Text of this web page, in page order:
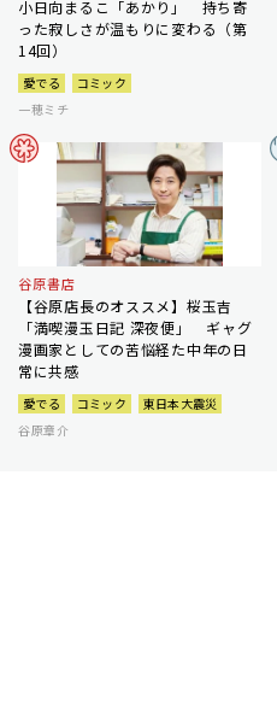
小日向まるこ「あかり」 持ち寄
った寂しさが温もりに変わる（第
14回）
愛でる
コミック
一穂ミチ
谷原書店
【谷原店長のオススメ】桜玉吉
「満喫漫玉日記 深夜便」 ギャグ
漫画家としての苦悩経た中年の日
常に共感
愛でる コミック
東日本大震災
谷原章介